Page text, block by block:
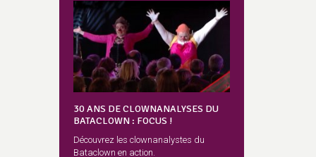
30 ANS DE CLOWNANALYSES DU
BATACLOWN : FOCUS !
Découvrez les clownanalystes du
Bataclown en action.